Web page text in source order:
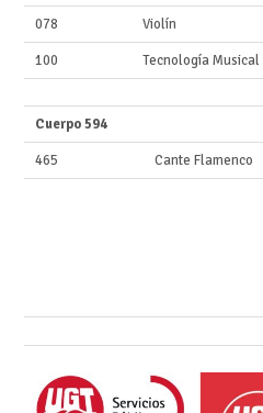
078 Violín
100 Tecnología Musical
Cuerpo 594
465 Cante Flamenco